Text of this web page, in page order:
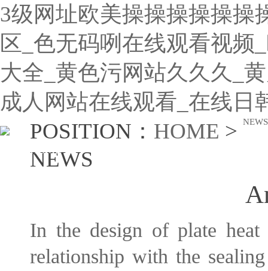
3级网址欧美操操操操操操
区_色无码咧在线观看视频
大全_黄色污网站久久久_
成人网站在线观看_在线日
HOME
POSITION： HOME > NEWS
NEWS
In the design of plate heat
relationship with the